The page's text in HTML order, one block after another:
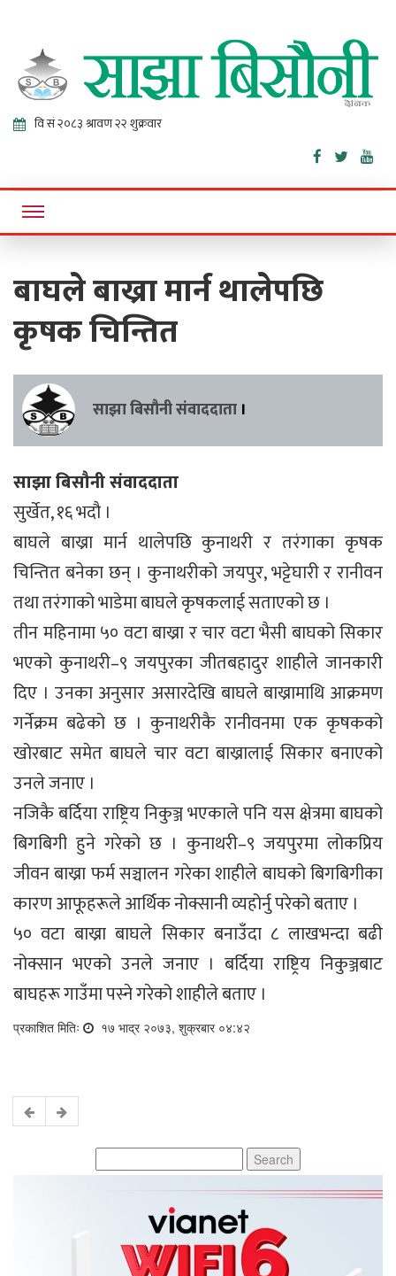
Sajha
Bisaunee
Online News Portal
बाघले बाख्रा मार्न थालेपछि
कृषक चिन्तित
साझा बिसौनी संवाददाता ।
साझा बिसौनी संवाददाता
सुर्खेत, १६ भदौ ।
बाघले बाख्रा मार्न थालेपछि कुनाथरी र तरंगाका कृषक
चिन्तित बनेका छन् । कुनाथरीको जयपुर, भट्टेघारी र रानीवन
तथा तरंगाको भाडेमा बाघले कृषकलाई सताएको छ ।
तीन महिनामा ५० वटा बाख्रा र चार वटा भैसी बाघको सिकार
भएको कुनाथरी–९ जयपुरका जीतबहादुर शाहीले जानकारी
दिए । उनका अनुसार असारदेखि बाघले बाख्रामाथि आक्रमण
गर्नेक्रम बढेको छ । कुनाथरीकै रानीवनमा एक कृषकको
खोरबाट समेत बाघले चार वटा बाख्रालाई सिकार बनाएको
उनले जनाए ।
नजिकै बर्दिया राष्ट्रिय निकुञ्ज भएकाले पनि यस क्षेत्रमा बाघको
बिगबिगी हुने गरेको छ । कुनाथरी–९ जयपुरमा लोकप्रिय
जीवन बाख्रा फर्म सञ्चालन गरेका शाहीले बाघको बिगबिगीका
कारण आफूहरूले आर्थिक नोक्सानी व्यहोर्नु परेको बताए ।
५० वटा बाख्रा बाघले सिकार बनाउँदा ८ लाखभन्दा बढी
नोक्सान भएको उनले जनाए । बर्दिया राष्ट्रिय निकुञ्जबाट
बाघहरू गाउँमा पस्ने गरेको शाहीले बताए ।
प्रकाशित मितिः १७ भाद्र २०७३, शुक्रबार ०४:४२
for: